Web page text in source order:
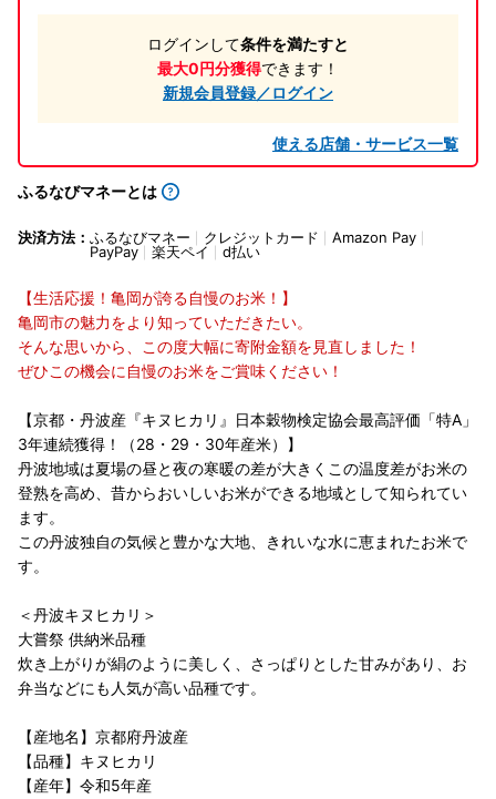
ログインして条件を満たすと
最大0円分獲得できます！
新規会員登録／ログイン
使える店舗・サービス一覧
ふるなびマネーとは
決済方法： ふるなびマネー クレジットカード
Amazon Pay
PayPay
楽天ペイ d払い
【生活応援！亀岡が誇る自慢のお米！】
亀岡市の魅力をより知っていただきたい。
そんな思いから、この度大幅に寄附金額を見直しました！
ぜひこの機会に自慢のお米をご賞味ください！
【京都・丹波産『キヌヒカリ』日本穀物検定協会最高評価「特A」
3年連続獲得！（28・29・30年産米）】
丹波地域は夏場の昼と夜の寒暖の差が大きくこの温度差がお米の
登熟を高め、昔からおいしいお米ができる地域として知られてい
ます。
この丹波独自の気候と豊かな大地、きれいな水に恵まれたお米で
す。
＜丹波キヌヒカリ＞
大嘗祭 供納米品種
炊き上がりが絹のように美しく、さっぱりとした甘みがあり、お
弁当などにも人気が高い品種です。
【産地名】京都府丹波産
【品種】キヌヒカリ
【産年】令和5年産